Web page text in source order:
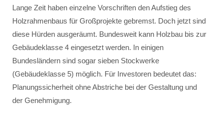
Lange Zeit haben einzelne Vorschriften den Aufstieg des
Holzrahmenbaus für Großprojekte gebremst. Doch jetzt sind
diese Hürden ausgeräumt. Bundesweit kann Holzbau bis zur
Gebäudeklasse 4 eingesetzt werden. In einigen
Bundesländern sind sogar sieben Stockwerke
(Gebäudeklasse 5) möglich. Für Investoren bedeutet das:
Planungssicherheit ohne Abstriche bei der Gestaltung und
der Genehmigung.